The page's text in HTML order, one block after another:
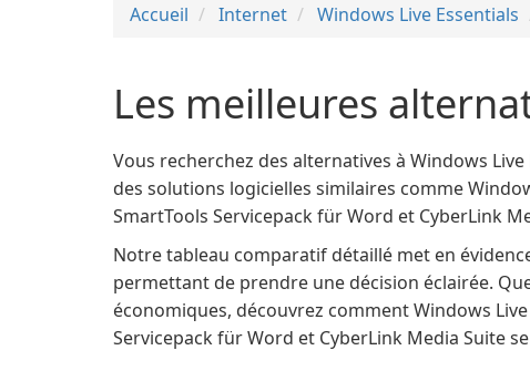
Accueil Internet Windows Live Essentials
Les meilleures
Vous recherchez des alternatives à Windows
des solutions logicielles similaires comme
SmartTools Servicepack für Word et CyberLink
Notre tableau comparatif détaillé met en
permettant de prendre une décision éclairée.
économiques, découvrez comment Windows
Servicepack für Word et CyberLink Media Suite